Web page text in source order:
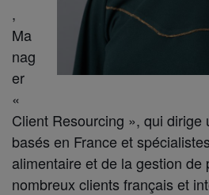
,
Ma
nag
er
«
Client Resourcing », qui dirige
basés en France et
alimentaire et de la gestion de
nombreux clients français et